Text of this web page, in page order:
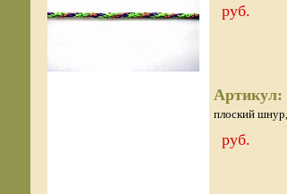
руб.
Артикул:
плоский
руб.